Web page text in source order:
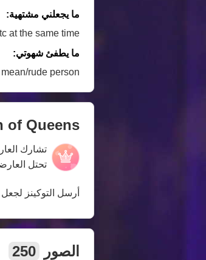
ما يجعلني مشتهية:
the same time🥵
ما يطفئ شهوتي:
rude person
of Queens
تشارك
تحتل
أرسل التوكينز لجعل
الصور 250